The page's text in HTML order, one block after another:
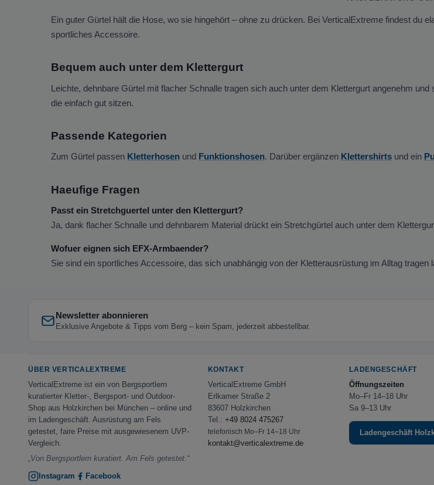
Ein guter Gürtel hält die Hose, wo sie hingehört – ohne zu drücken. Bei VerticalExtreme findest du
sportliches Accessoire.
Bequem auch unter dem Klettergurt
Leichte, dehnbare Gürtel mit flacher Schnalle tragen sich auch unter dem Klettergurt angenehm
die einfach gut sitzen.
Passende Kategorien
Zum Gürtel passen Kletterhosen und Funktionshosen. Darüber ergänzen Klettershirts und ein
Haeufige Fragen
Passt ein Stretchguertel unter den Klettergurt?
Ja, dank flacher Schnalle und dehnbarem Material drückt ein Stretchgürtel auch unter dem
Wofuer eignen sich EFX-Armbaender?
Sie sind ein sportliches Accessoire, das sich unabhängig von der Kletterausrüstung im Alltag tragen
Newsletter abonnieren
Exklusive Angebote & Tipps vom Berg – kein Spam, jederzeit abbestellbar.
ÜBER VERTICALEXTREME
VerticalExtreme ist ein von Bergsportlern
kuratierter Kletter-, Bergsport- und Outdoor-
Shop aus Holzkirchen bei München – online und
im Ladengeschäft. Ausrüstung am Fels
getestet, faire Preise mit ausgewiesenem UVP-
Vergleich.
„Von Bergsportlern kuratiert. Am Fels getestet.“
Instagram
Facebook
KONTAKT
VerticalExtreme GmbH
Erlkamer Straße 2
83607 Holzkirchen
Tel.: +49 8024 475267
telefonisch Mo–Fr 14–18 Uhr
kontakt@verticalextreme.de
LADENGESCHÄFT
Öffnungszeiten
Mo–Fr 14–18 Uhr
Sa 9–13 Uhr
Ladengeschäft